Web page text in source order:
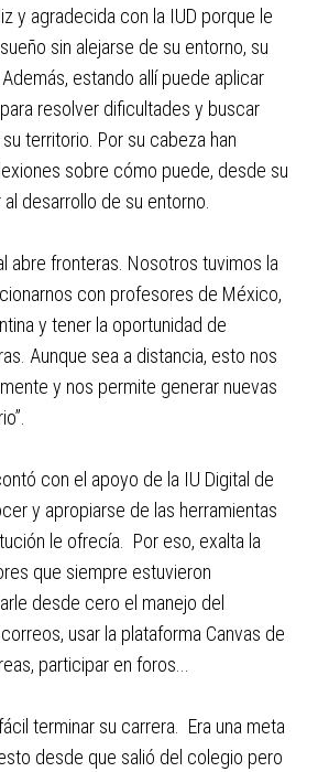
y agradecida con la IUD porque le
sin alejarse de su entorno, su
estando allí puede aplicar
resolver dificultades y buscar
territorio. Por su cabeza han
sobre cómo puede, desde su
desarrollo de su entorno.
abre fronteras. Nosotros tuvimos la
con profesores de México,
y tener la oportunidad de
Aunque sea a distancia, esto nos
y nos permite generar nuevas
con el apoyo de la IU Digital de
y apropiarse de las herramientas
le ofrecía. Por eso, exalta la
que siempre estuvieron
desde cero el manejo del
usar la plataforma Canvas de
participar en foros...
terminar su carrera. Era una meta
desde que salió del colegio pero